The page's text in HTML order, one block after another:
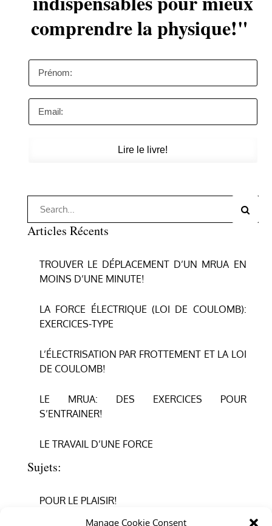
Manage Cookie Consent
comprendre la physique!"
Lire le livre!
Search
Articles Récents
TROUVER LE DÉPLACEMENT D’UN MRUA EN
MOINS D’UNE MINUTE!
LA FORCE ÉLECTRIQUE (LOI DE COULOMB):
EXERCICES-TYPE
L’ÉLECTRISATION PAR FROTTEMENT ET LA LOI
DE COULOMB!
LE MRUA: DES EXERCICES POUR
S’ENTRAINER!
LE TRAVAIL D’UNE FORCE
Sujets:
POUR LE PLAISIR!